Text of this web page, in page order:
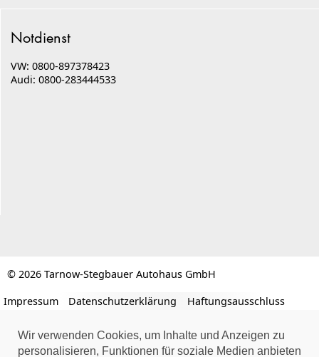
Notdienst
VW: 0800-897378423
Audi: 0800-283444533
© 2026 Tarnow-Stegbauer Autohaus GmbH
Impressum
Datenschutzerklärung Haftungsausschluss
Wir verwenden Cookies, um Inhalte und Anzeigen zu
personalisieren, Funktionen für soziale Medien anbieten